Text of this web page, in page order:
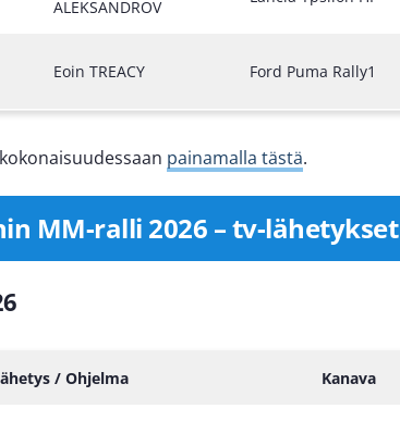
ALEKSANDROV
Eoin TREACY Ford Puma Rally1
painamalla tästä.
MM-ralli 2026 – tv-lähetykset
/ Ohjelma Kanava